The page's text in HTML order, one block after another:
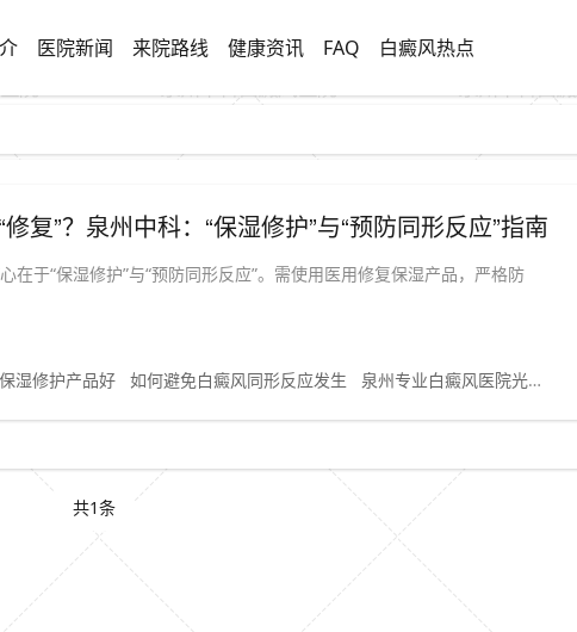
医院新闻 来院路线 健康资讯 FAQ 白癜风热点
复”？泉州中科：“保湿修护”与“预防同形反应”指南
于“保湿修护”与“预防同形反应”。需使用医用修复保湿产品，严格防
湿修护产品好 如何避免白癜风同形反应发生 泉州专业白癜风医院光疗修复指导
共1条